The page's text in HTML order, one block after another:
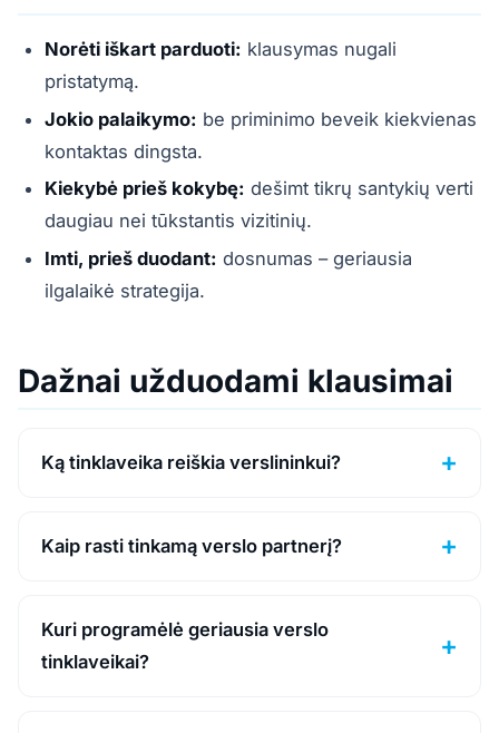
Norėti iškart parduoti: klausymas nugali
pristatymą.
Jokio palaikymo: be priminimo beveik kiekvienas
kontaktas dingsta.
Kiekybė prieš kokybę: dešimt tikrų santykių verti
daugiau nei tūkstantis vizitinių.
Imti, prieš duodant: dosnumas – geriausia
ilgalaikė strategija.
Dažnai užduodami klausimai
Ką tinklaveika reiškia verslininkui?
Kaip rasti tinkamą verslo partnerį?
Kuri programėlė geriausia verslo
tinklaveikai?